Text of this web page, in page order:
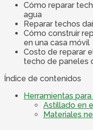
Cómo reparar
agua
Reparar techos
Cómo construir
en una casa móvil
Costo de reparar
techo de paneles
Índice de contenidos
Herramientas
Astillado en
Materiales